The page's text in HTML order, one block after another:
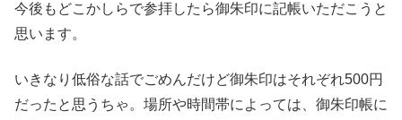
今後もどこかしらで参拝したら御朱印に記帳いただこうと
思います。
いきなり低俗な話でごめんだけど御朱印はそれぞれ500円
だったと思うちゃ。場所や時間帯によっては、御朱印帳に